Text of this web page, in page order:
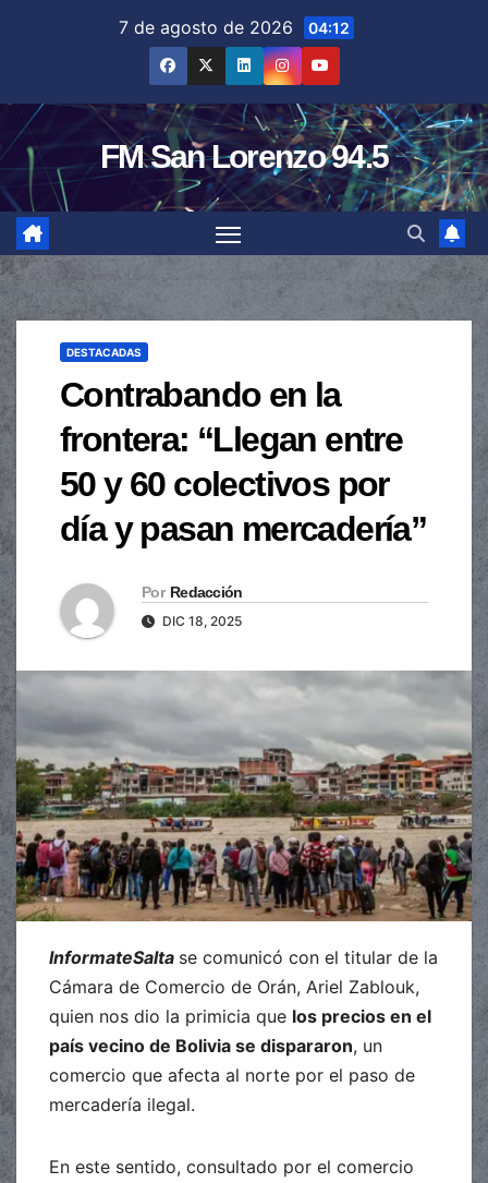
7 de agosto de 2026 04:12
FM San Lorenzo 94.5
DESTACADAS
Contrabando en la
frontera: “Llegan entre
50 y 60 colectivos por
día y pasan mercadería”
Por Redacción
DIC 18, 2025
InformateSalta se comunicó con el titular de la
Cámara de Comercio de Orán, Ariel Zablouk,
quien nos dio la primicia que los precios en el
país vecino de Bolivia se dispararon, un
comercio que afecta al norte por el paso de
mercadería ilegal.
En este sentido, consultado por el comercio